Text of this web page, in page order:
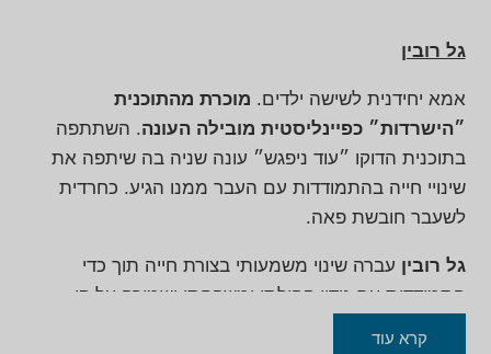
גל רובין
אמא יחידנית לשישה ילדים. מוכרת מהתוכנית
״הישרדות״ כפיינליסטית מובילה העונה. השתתפה
בתוכנית הדוקו ״עוד ניפגש״ עונה שניה בה שיתפה את
שינויי חייה בהתמודדות עם העבר ממנו הגיע. כחרדית
לשעבר חובשת פאה.
גל רובין עברה שינוי משמעותי בצורת חייה תוך כדי
התמודדות עם נידוי קהילתי ומשפחתי ושמירה על קן
קרא עוד